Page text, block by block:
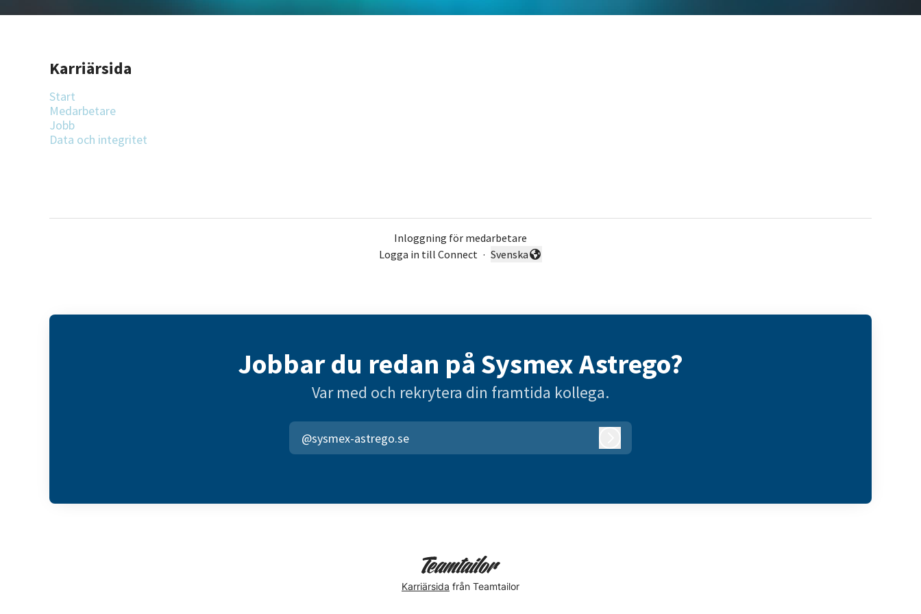
Karriärsida
Start
Medarbetare
Jobb
Data och integritet
Inloggning för medarbetare
Logga in till Connect ·
Byt språk
Svenska
Jobbar du redan på Sysmex Astrego?
Var med och rekrytera din framtida kollega.
@sysmex-astrego.se
Karriärsida från Teamtailor